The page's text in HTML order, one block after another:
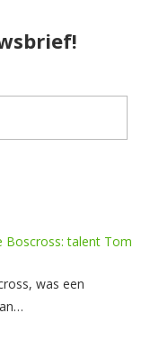
Boscross: talent Tom
was een